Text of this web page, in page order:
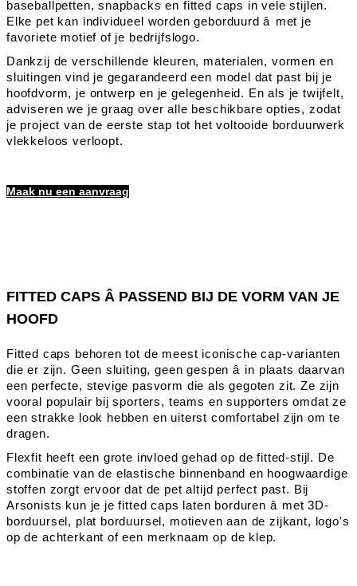
baseballpetten, snapbacks en fitted caps in vele stijlen.
Elke pet kan individueel worden geborduurd â met je
favoriete motief of je bedrijfslogo.
Dankzij de verschillende kleuren, materialen, vormen en
sluitingen vind je gegarandeerd een model dat past bij je
hoofdvorm, je ontwerp en je gelegenheid. En als je twijfelt,
adviseren we je graag over alle beschikbare opties, zodat
je project van de eerste stap tot het voltooide borduurwerk
vlekkeloos verloopt.
Maak nu een aanvraag
FITTED CAPS Â PASSEND BIJ DE VORM VAN JE
HOOFD
Fitted caps behoren tot de meest iconische cap-varianten
die er zijn. Geen sluiting, geen gespen â in plaats daarvan
een perfecte, stevige pasvorm die als gegoten zit. Ze zijn
vooral populair bij sporters, teams en supporters omdat ze
een strakke look hebben en uiterst comfortabel zijn om te
dragen.
Flexfit heeft een grote invloed gehad op de fitted-stijl. De
combinatie van de elastische binnenband en hoogwaardige
stoffen zorgt ervoor dat de pet altijd perfect past. Bij
Arsonists kun je je fitted caps laten borduren â met 3D-
borduursel, plat borduursel, motieven aan de zijkant, logo's
op de achterkant of een merknaam op de klep.